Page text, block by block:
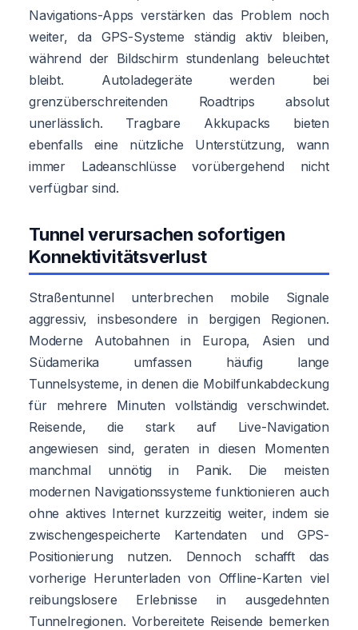
Navigations-Apps verstärken das Problem noch
weiter, da GPS-Systeme ständig aktiv bleiben,
während der Bildschirm stundenlang beleuchtet
bleibt. Autoladegeräte werden bei
grenzüberschreitenden Roadtrips absolut
unerlässlich. Tragbare Akkupacks bieten
ebenfalls eine nützliche Unterstützung, wann
immer Ladeanschlüsse vorübergehend nicht
verfügbar sind.
Tunnel verursachen sofortigen
Konnektivitätsverlust
Straßentunnel unterbrechen mobile Signale
aggressiv, insbesondere in bergigen Regionen.
Moderne Autobahnen in Europa, Asien und
Südamerika umfassen häufig lange
Tunnelsysteme, in denen die Mobilfunkabdeckung
für mehrere Minuten vollständig verschwindet.
Reisende, die stark auf Live-Navigation
angewiesen sind, geraten in diesen Momenten
manchmal unnötig in Panik. Die meisten
modernen Navigationssysteme funktionieren auch
ohne aktives Internet kurzzeitig weiter, indem sie
zwischengespeicherte Kartendaten und GPS-
Positionierung nutzen. Dennoch schafft das
vorherige Herunterladen von Offline-Karten viel
reibungslosere Erlebnisse in ausgedehnten
Tunnelregionen. Vorbereitete Reisende bemerken